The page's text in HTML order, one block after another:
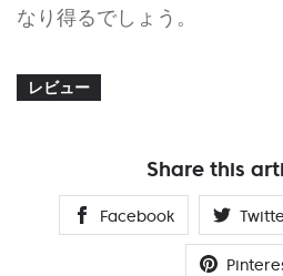
なり得るでしょう。
レビュー
Share this
Facebook